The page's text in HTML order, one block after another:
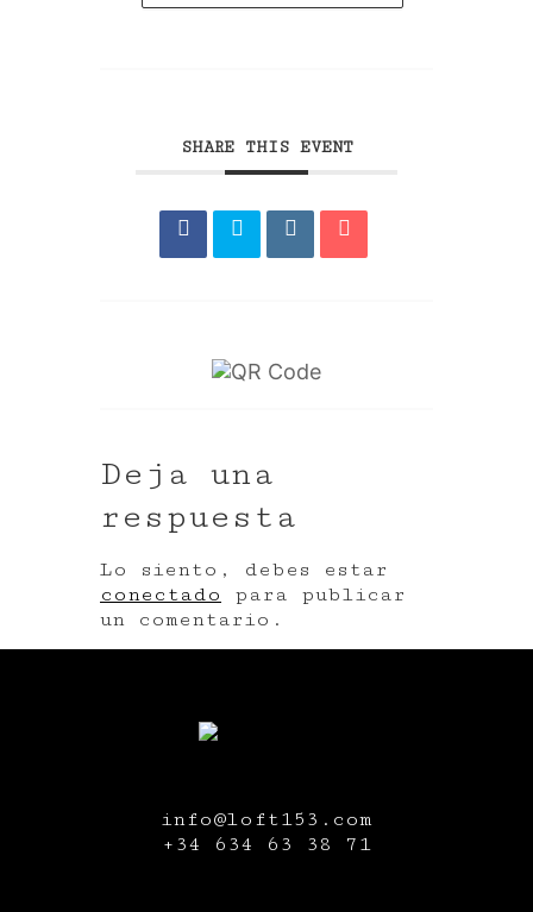
SHARE THIS EVENT
Deja una
respuesta
Lo siento, debes estar
conectado para publicar
un comentario.
info@loft153.com
+34 634 63 38 71